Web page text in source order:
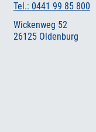
Tel.: 0441 99 85 800
Wickenweg 52
26125 Oldenburg